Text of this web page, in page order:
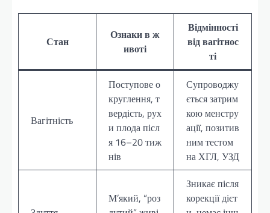
Стан
Ознаки в ж
ивоті
Відмінності
від вагітнос
ті
Вагітність
Поступове о
круглення, т
вердість, рух
и плода післ
я 16–20 тиж
нів
Супроводжу
ється затрим
кою менстру
ації, позитив
ним тестом
на ХГЛ, УЗД
М’який, “роз
Зникає після
корекції дієт